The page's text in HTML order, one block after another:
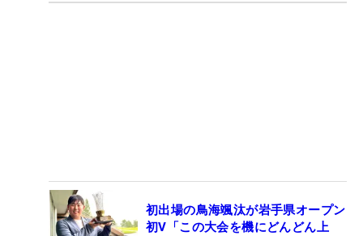
初出場の鳥海颯汰が岩手県オープン
初V「この大会を機にどんどん上